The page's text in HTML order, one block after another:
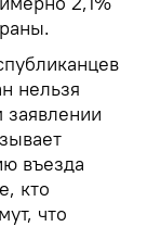
нельзя
въезда
кто
что